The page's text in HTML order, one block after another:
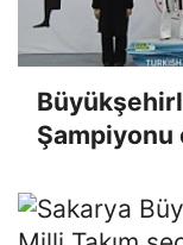
Şampiyonu